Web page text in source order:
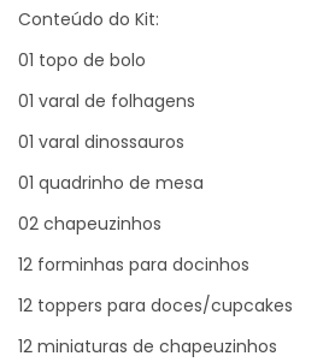
Conteúdo do Kit:
01 topo de bolo
01 varal de folhagens
01 varal dinossauros
01 quadrinho de mesa
02 chapeuzinhos
12 forminhas para docinhos
12 toppers para doces/cupcakes
12 miniaturas de chapeuzinhos